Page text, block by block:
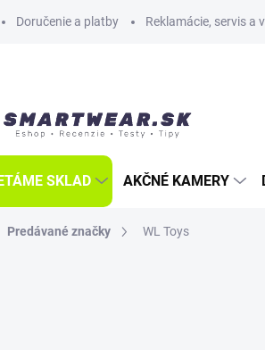
Doručenie a platby Reklamácie, servis a
SKLAD AKČNÉ KAMERY
Predávané značky WL Toys